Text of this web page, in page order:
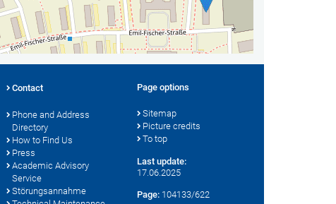
Contact
Phone and Address
Directory
How to Find Us
Press
Academic Advisory
Service
Störungsannahme
Page options
Sitemap
Picture credits
To top
Last update:
17.06.2025
Page: 104133/622